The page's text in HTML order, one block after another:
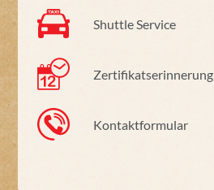
Shuttle Service
Zertifikatserinnerung
Kontaktformular